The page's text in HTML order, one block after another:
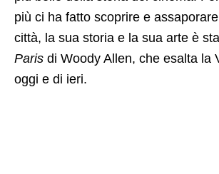
più ci ha fatto scoprire e
città, la sua storia e la sua arte è
Paris di Woody Allen, che esalta la
oggi e di ieri.